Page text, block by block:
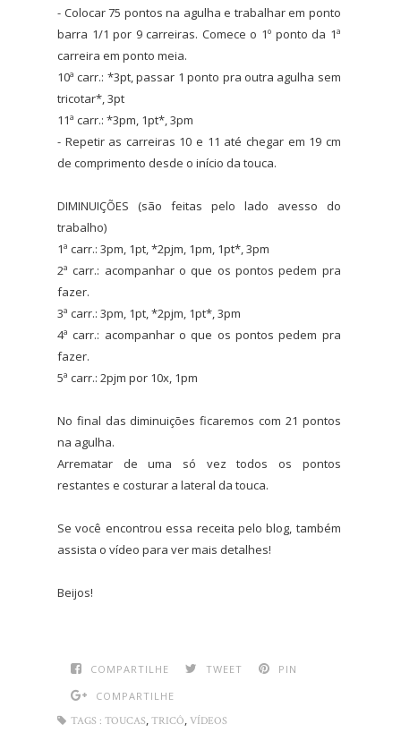
- Colocar 75 pontos na agulha e trabalhar em ponto
barra 1/1 por 9 carreiras. Comece o 1º ponto da 1ª
carreira em ponto meia.
10ª carr.: *3pt, passar 1 ponto pra outra agulha sem
tricotar*, 3pt
11ª carr.: *3pm, 1pt*, 3pm
- Repetir as carreiras 10 e 11 até chegar em 19 cm
de comprimento desde o início da touca.
DIMINUIÇÕES (são feitas pelo lado avesso do
trabalho)
1ª carr.: 3pm, 1pt, *2pjm, 1pm, 1pt*, 3pm
2ª carr.: acompanhar o que os pontos pedem pra
fazer.
3ª carr.: 3pm, 1pt, *2pjm, 1pt*, 3pm
4ª carr.: acompanhar o que os pontos pedem pra
fazer.
5ª carr.: 2pjm por 10x, 1pm
No final das diminuições ficaremos com 21 pontos
na agulha.
Arrematar de uma só vez todos os pontos
restantes e costurar a lateral da touca.
Se você encontrou essa receita pelo blog, também
assista o vídeo para ver mais detalhes!
Beijos!
COMPARTILHE TWEET
PIN
COMPARTILHE
TAGS : TOUCAS, TRICÔ, VÍDEOS